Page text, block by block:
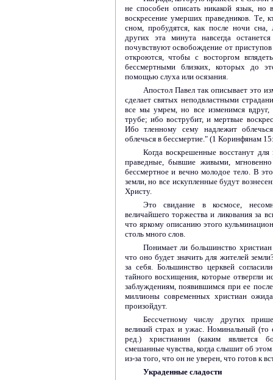
не способен описать никакой язык, но
воскресение умерших праведников. Те,
сном, пробудятся, как после ночи
других эта минута навсегда
почувствуют освобождение от
откроются, чтобы с восторгом
бессмертными близких, которых до
помощью слуха или осязания.
Апостол Павел так описывает это
сделает святых неподвластными
все мы умрем, но все изменимся вдруг,
трубе; ибо вострубит, и мертвые
Ибо тленному сему надлежит
облечься в бессмертие." (1 Коринфянам
Когда воскрешенные восстанут
праведные, бывшие живыми, мгновенно
бессмертное и вечно молодое тело. В
земли, но все искупленные будут
Христу.
Это свидание в космосе,
величайшего торжества и ликования за
что яркому описанию этого
столь много слов.
Понимает ли большинство
что оно будет значить для жителей
за себя. Большинство церквей
тайного восхищения, которые отвергли
заблуждениям, появившимся при ее
миллионы современных христиан
произойдут.
Бессчетному числу других
великий страх и ужас. Номинальный
ред.) христианин (каким является
смешанные чувства, когда слышит об
из-за того, что он не уверен, что готов к
Украденные сладости